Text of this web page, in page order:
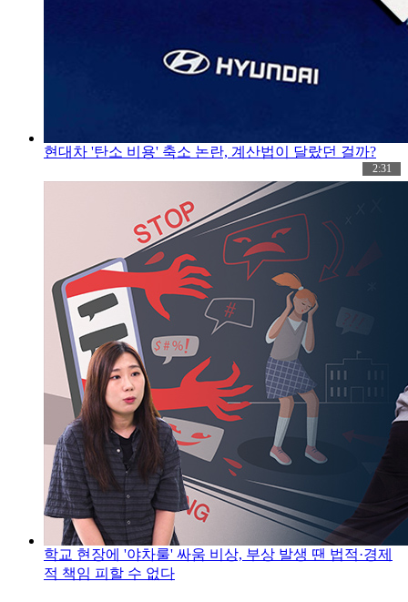
현대차 '탄소 비용' 축소 논란, 계산법이 달랐던 걸까?
2:31
학교 현장에 '야차룰' 싸움 비상, 부상 발생 땐 법적·경제
적 책임 피할 수 없다